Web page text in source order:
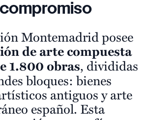
Montemadrid posee
de arte compuesta
1.800 obras, divididas
bloques: bienes
antiguos y arte
español. Esta